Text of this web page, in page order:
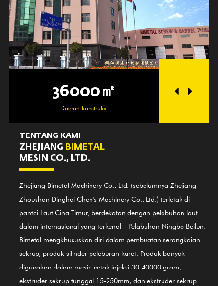
36000㎡
Daerah konstruksi
TENTANG KAMI
ZHEJIANG BIMETAL
MESIN CO., LTD.
Zhejiang Bimetal Machinery Co., Ltd. (sebelumnya Zhejiang
Zhoushan Dinghai Chen's Machinery Co., Ltd.) terletak di
pantai Laut Cina Timur, berdekatan dengan pelabuhan laut
dalam internasional yang terkenal – Pelabuhan Ningbo Beilun.
Bimetal mengkhususkan diri dalam pembuatan serangkaian
sekrup, produk silinder peleburan karet. Produk banyak
digunakan dalam mesin cetak injeksi 30-40000 gram,
ekstruder sekrup tunggal 15-250mm, dan ekstruder sekrup